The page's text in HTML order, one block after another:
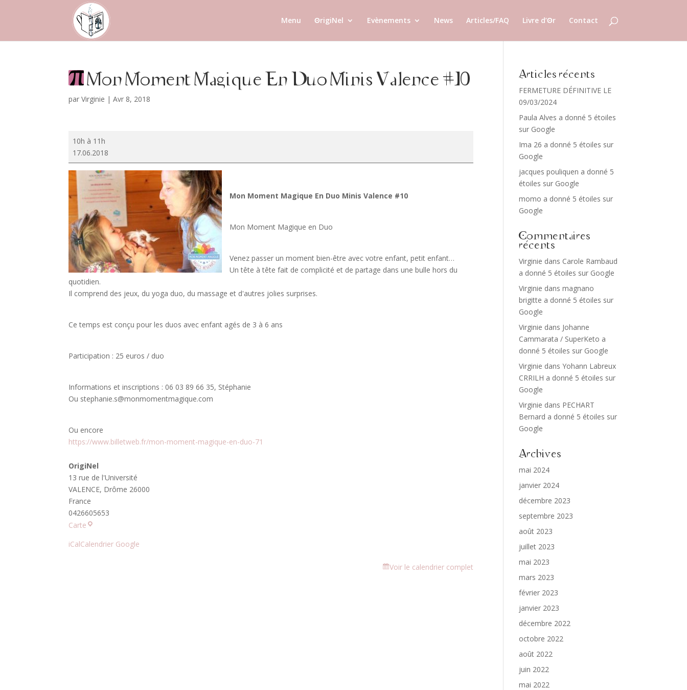
Menu ʘrigiNel Evènements News Articles/FAQ Livre d’ʘr Contact
Mon Moment Magique En Duo Minis Valence #10
parVirginie |Avr 8, 2018
Mon
Moment
En
Duo
Minis
Valence
#10
10h à 11h
17.06.2018
Mon Moment Magique En Duo Minis Valence #10
Mon Moment Magique en Duo
Venez passer un moment bien-être avec votre enfant, petit enfant…
Un tête à tête fait de complicité et de partage dans une bulle hors du
quotidien.
Il comprend des jeux, du yoga duo, du massage et d'autres jolies surprises.
Ce temps est conçu pour les duos avec enfant agés de 3 à 6 ans
Participation : 25 euros / duo
Informations et inscriptions : 06 03 89 66 35, Stéphanie
Ou stephanie.s@monmomentmagique.com
Ou encore
https://www.billetweb.fr/mon-moment-magique-en-duo-71
OrigiNel
13 rue de l'Université
VALENCE, Drôme 26000
France
0426605653
Carte OrigiNel
iCalCalendrier Google
Voir le calendrier complet
Articles récents
FERMETURE DÉFINITIVE LE
09/03/2024
Paula Alves a donné 5 étoiles
sur Google
Ima 26 a donné 5 étoiles sur
Google
jacques pouliquen a donné 5
étoiles sur Google
momo a donné 5 étoiles sur
Google
Commentaires
récents
Virginie dans Carole Rambaud
a donné 5 étoiles sur Google
Virginie dansmagnano
brigitte a donné 5 étoiles sur
Google
Virginie dans Johanne
Cammarata / SuperKeto a
donné 5 étoiles sur Google
Virginie dansYohann Labreux
CRRILH a donné 5 étoiles sur
Google
Virginie dans PECHART
Bernard a donné 5 étoiles sur
Google
Archives
mai 2024
janvier 2024
décembre 2023
septembre 2023
août 2023
juillet 2023
mai 2023
mars 2023
février 2023
janvier 2023
décembre 2022
octobre 2022
août 2022
juin 2022
mai 2022